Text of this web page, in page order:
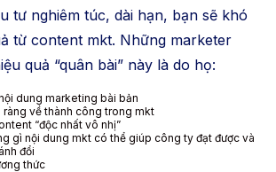
tư nghiêm túc, dài hạn, bạn sẽ khó
từ content mkt. Những marketer
quả “quân bài” này là do họ:
dung marketing bài bản
ràng về thành công trong mkt
“độc nhất vô nhị”
gì nội dung mkt có thể giúp công ty đạt được và
đổi
thức